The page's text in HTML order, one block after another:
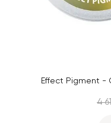
Effect Pigment -
4